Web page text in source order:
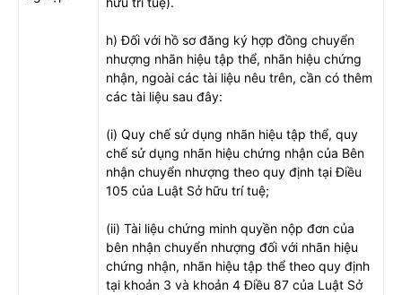
h) Đối với hồ sơ đăng ký hợp đồng chuyển
nhượng nhãn hiệu tập thể, nhãn hiệu chứng
nhận, ngoài các tài liệu nêu trên, cần có thêm
các tài liệu sau đây:
(i) Quy chế sử dụng nhãn hiệu tập thể, quy
chế sử dụng nhãn hiệu chứng nhận của Bên
nhận chuyển nhượng theo quy định tại Điều
105 của Luật Sở hữu trí tuệ;
(ii) Tài liệu chứng minh quyền nộp đơn của
bên nhận chuyển nhượng đối với nhãn hiệu
chứng nhận, nhãn hiệu tập thể theo quy định
tại khoản 3 và khoản 4 Điều 87 của Luật Sở